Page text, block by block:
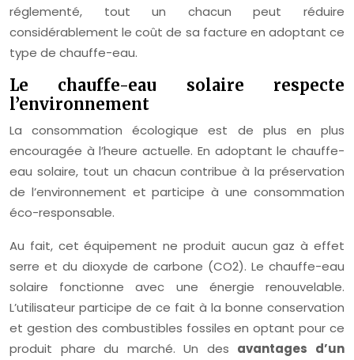
réglementé, tout un chacun peut réduire
considérablement le coût de sa facture en adoptant ce
type de chauffe-eau.
Le chauffe-eau solaire respecte
l’environnement
La consommation écologique est de plus en plus
encouragée à l’heure actuelle. En adoptant le chauffe-
eau solaire, tout un chacun contribue à la préservation
de l’environnement et participe à une consommation
éco-responsable.
Au fait, cet équipement ne produit aucun gaz à effet
serre et du dioxyde de carbone (CO2). Le chauffe-eau
solaire fonctionne avec une énergie renouvelable.
L’utilisateur participe de ce fait à la bonne conservation
et gestion des combustibles fossiles en optant pour ce
produit phare du marché. Un des avantages d’un